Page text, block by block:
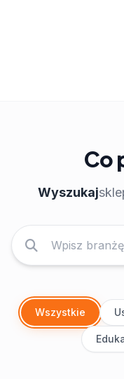
Co
Wyszukaj
Wszystkie